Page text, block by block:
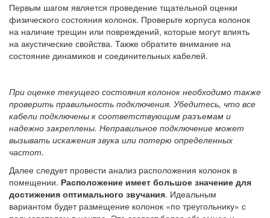
Первым шагом является проведение тщательной оценки
физического состояния колонок. Проверьте корпуса колонок
на наличие трещин или повреждений, которые могут влиять
на акустические свойства. Также обратите внимание на
состояние динамиков и соединительных кабелей.
При оценке текущего состояния колонок необходимо также
проверить правильность подключения. Убедитесь, что все
кабели подключены к соответствующим разъемам и
надежно закреплены. Неправильное подключение может
вызывать искажения звука или потерю определенных
частот.
Далее следует провести анализ расположения колонок в
помещении. Расположение имеет большое значение для
достижения оптимального звучания. Идеальным
вариантом будет размещение колонок «по треугольнику» с